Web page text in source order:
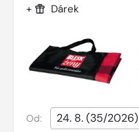
+ Dárek
Od: